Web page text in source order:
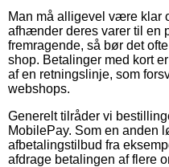
Man må alligevel være klar
afhænder deres varer til en
fremragende, så bør det
shop. Betalinger med kort
af en retningslinje, som
webshops.
Generelt tilråder vi
MobilePay. Som en anden
afbetalingstilbud fra
afdrage betalingen af flere